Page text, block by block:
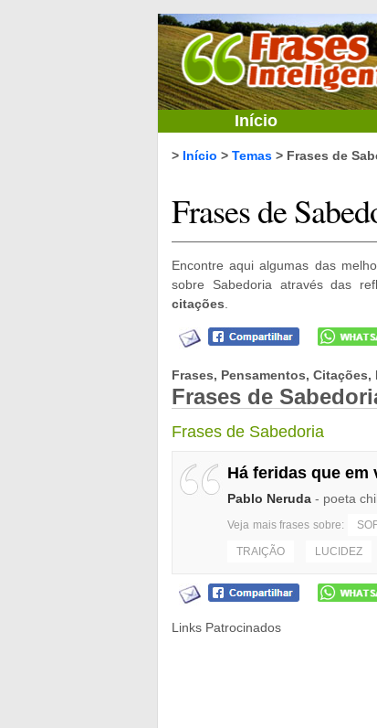
Início
> Início > Temas > Frases de
Frases de
Encontre aqui algumas das
sobre Sabedoria através das
citações
Frases, Pensamentos, Citações,
Frases de
Frases de Sabedoria
Há feridas que em
Pablo Neruda - poeta
Veja mais frases sobre:
TRAIÇÃO LUCIDEZ
Links Patrocinados